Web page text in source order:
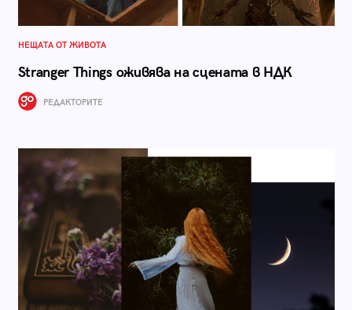
НЕЩАТА ОТ ЖИВОТА
Stranger Things оживява на сцената в НДК
РЕДАКТОРИТЕ